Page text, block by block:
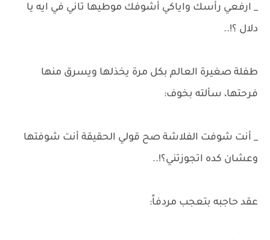
_ ارفعي رأسك واياكي أشوفك موطيها تاني في ايه يا
دلال ؟!..
طفلة صغيرة العالم بكل مرة يخذلها ويسرق منها
فرحتها، سألته بخوف:
_ أنت شوفت الفلاشة صح قولي الحقيقة أنت شوفتها
وعشان كده اتجوزتني؟!..
عقد حاجبه بتعجب مردفاً: